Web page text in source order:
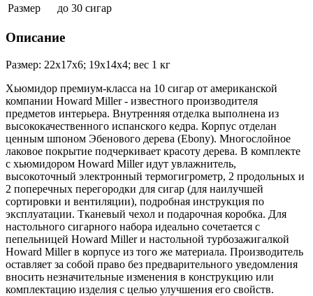
Размер
до 30 сигар
Описание
Размер: 22х17х6; 19х14х4; вес 1 кг
Хьюмидор премиум-класса на 10 сигар от американской
компании Howard Miller - известного производителя
предметов интерьера. Внутренняя отделка выполнена из
высококачественного испанского кедра. Корпус отделан
ценным шпоном Эбенового дерева (Ebony). Многослойное
лаковое покрытие подчеркивает красоту дерева. В комплекте
с хьюмидором Howard Miller идут увлажнитель,
высокоточный электронный термогигрометр, 2 продольных и
2 поперечных перегородки для сигар (для наилучшей
сортировки и вентиляции), подробная инструкция по
эксплуатации. Тканевый чехол и подарочная коробка. Для
настольного сигарного набора идеально сочетается с
пепельницей Howard Miller и настольной турбозажигалкой
Howard Miller в корпусе из того же материала. Производитель
оставляет за собой право без предварительного уведомления
вносить незначительные изменения в конструкцию или
комплектацию изделия с целью улучшения его свойств.